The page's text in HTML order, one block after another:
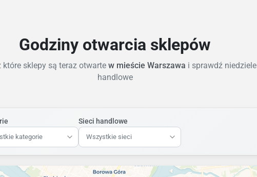
Godziny otwarcia sklepów
które sklepy są teraz otwartew mieście Warszawa i sprawdź niedziele
handlowe
kategorie
Sieci handlowe
Wszystkie sieci